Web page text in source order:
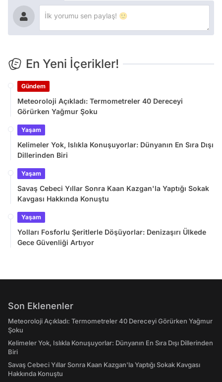
En Yeni İçerikler!
Gündem
Meteoroloji Açıkladı: Termometreler 40 Dereceyi
Görürken Yağmur Şoku
Yaşam
Kelimeler Yok, Islıkla Konuşuyorlar: Dünyanın En Sıra Dışı
Dillerinden Biri
Yaşam
Savaş Cebeci Yıllar Sonra Kaan Kazgan'la Yaptığı Sokak
Kavgası Hakkında Konuştu
Yaşam
Yolları Fosforlu Şeritlerle Döşüyorlar: Denizaşırı Ülkede
Gece Güvenliği Artıyor
Son Eklenenler
Meteoroloji Açıkladı: Termometreler 40 Dereceyi Görürken Yağmur
Şoku
Kelimeler Yok, Islıkla Konuşuyorlar: Dünyanın En Sıra Dışı Dillerinden
Biri
Savaş Cebeci Yıllar Sonra Kaan Kazgan'la Yaptığı Sokak Kavgası
Hakkında Konuştu